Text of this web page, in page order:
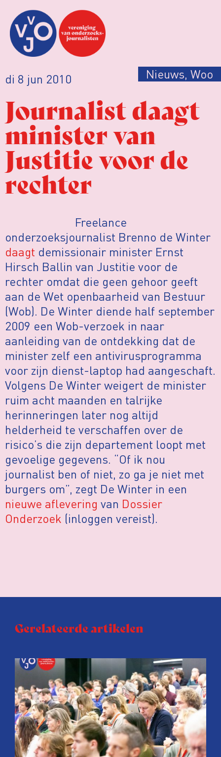
di 8 jun 2010 Nieuws, Woo
Journalist daagt
minister van
Justitie voor de
rechter
Freelance
onderzoeksjournalist Brenno de Winter
daagt demissionair minister Ernst
Hirsch Ballin van Justitie voor de
rechter omdat die geen gehoor geeft
aan de Wet openbaarheid van Bestuur
(Wob). De Winter diende half september
2009 een Wob-verzoek in naar
aanleiding van de ontdekking dat de
minister zelf een antivirusprogramma
voor zijn dienst-laptop had aangeschaft.
Volgens De Winter weigert de minister
ruim acht maanden en talrijke
herinneringen later nog altijd
helderheid te verschaffen over de
risico’s die zijn departement loopt met
gevoelige gegevens. “Of ik nou
journalist ben of niet, zo ga je niet met
burgers om”, zegt De Winter in een
nieuwe aflevering van Dossier
Onderzoek (inloggen vereist).
Gerelateerde artikelen